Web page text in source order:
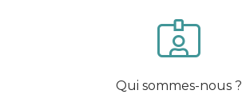
Qui sommes-nous ?